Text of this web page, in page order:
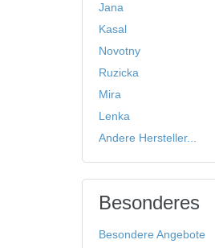
Jana
Kasal
Novotny
Ruzicka
Mira
Lenka
Andere Hersteller...
Besonderes
Besondere Angebote